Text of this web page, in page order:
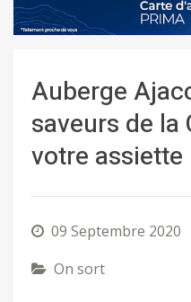
Auberge
saveurs de la
votre assiette
09 Septembre 2020
On sort